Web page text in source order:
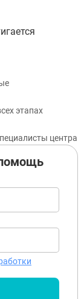
этапах
центра